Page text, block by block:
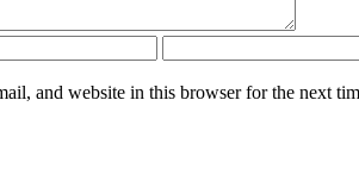
and website in this browser for the next